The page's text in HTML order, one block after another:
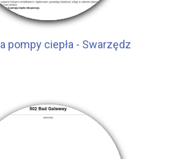
pompy ciepła - Swarzędz